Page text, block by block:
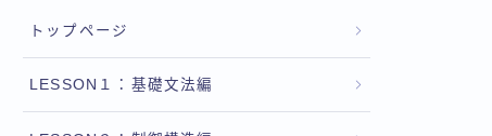
トップページ
LESSON１：基礎文法編